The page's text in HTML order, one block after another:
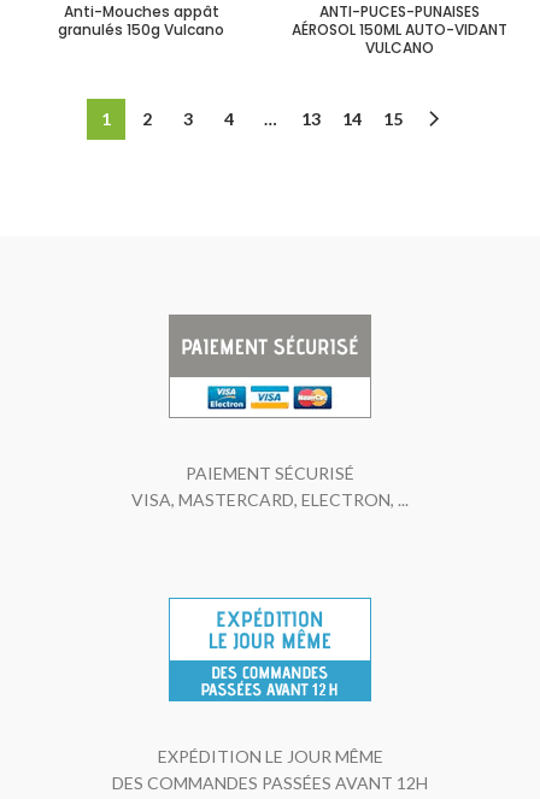
Anti-Mouches appât
granulés 150g Vulcano
ANTI-PUCES-PUNAISES
AÉROSOL 150ML AUTO-VIDANT
VULCANO
1 2 3 4 … 13 14 15
PAIEMENT SÉCURISÉ
VISA, MASTERCARD, ELECTRON, ...
EXPÉDITION LE JOUR MÊME
DES COMMANDES PASSÉES AVANT 12H